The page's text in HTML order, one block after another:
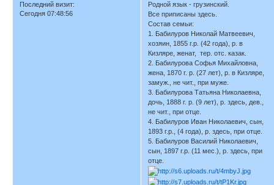
Последний визит:
Сегодня 07:48:56
Родной язык - грузинский.
Все приписаны здесь.
Состав семьи:
1. Бабилуров Николай Матвеевич,
хозяин, 1855 г.р. (42 года), р. в
Кизляре, женат, тер. отс. казак.
2. Бабилурова Софья Михайловна,
жена, 1870 г. р. (27 лет), р. в Кизляре,
замуж., не чит., при муже.
3. Бабилурова Татьяна Николаевна,
дочь, 1888 г. р. (9 лет), р. здесь, дев.,
не чит., при отце.
4. Бабилуров Иван Николаевич, сын,
1893 г.р., (4 года), р. здесь, при отце.
5. Бабилуров Василий Николаевич,
сын, 1897 г.р. (11 мес.), р. здесь, при
отце.